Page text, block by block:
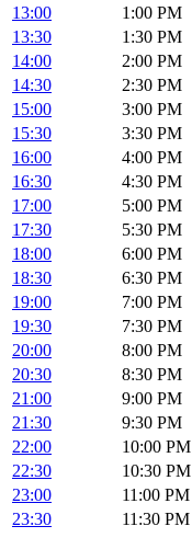
13:00
1:00 PM
13:30
1:30 PM
14:00
2:00 PM
14:30
2:30 PM
15:00
3:00 PM
15:30
3:30 PM
16:00
4:00 PM
16:30
4:30 PM
17:00
5:00 PM
17:30
5:30 PM
18:00
6:00 PM
18:30
6:30 PM
19:00
7:00 PM
19:30
7:30 PM
20:00
8:00 PM
20:30
8:30 PM
21:00
9:00 PM
21:30
9:30 PM
22:00
10:00 PM
22:30
10:30 PM
23:00
11:00 PM
23:30
11:30 PM